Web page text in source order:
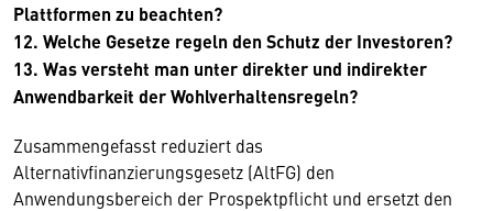
Plattformen zu beachten?
12. Welche Gesetze regeln den Schutz der Investoren?
13. Was versteht man unter direkter und indirekter
Anwendbarkeit der Wohlverhaltensregeln?
Zusammengefasst reduziert das
Alternativfinanzierungsgesetz (AltFG) den
Anwendungsbereich der Prospektpflicht und ersetzt den